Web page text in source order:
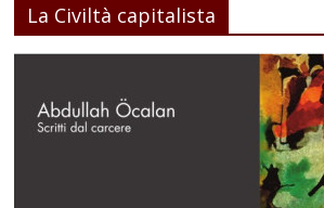
La Civiltà capitalista